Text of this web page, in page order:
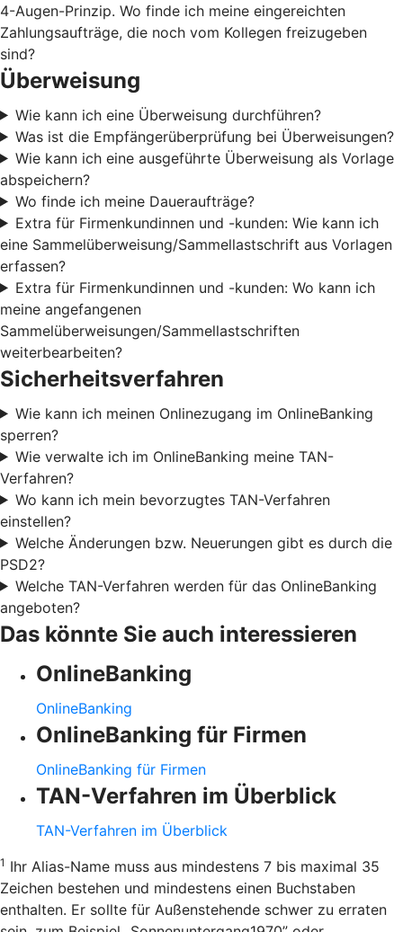
4-Augen-Prinzip. Wo finde ich meine eingereichten
Zahlungsaufträge, die noch vom Kollegen freizugeben
sind?
Überweisung
Wie kann ich eine Überweisung durchführen?
Was ist die Empfängerüberprüfung bei Überweisungen?
Wie kann ich eine ausgeführte Überweisung als Vorlage
abspeichern?
Wo finde ich meine Daueraufträge?
Extra für Firmenkundinnen und -kunden: Wie kann ich
eine Sammelüberweisung/Sammellastschrift aus Vorlagen
erfassen?
Extra für Firmenkundinnen und -kunden: Wo kann ich
meine angefangenen
Sammelüberweisungen/Sammellastschriften
weiterbearbeiten?
Sicherheitsverfahren
Wie kann ich meinen Onlinezugang im OnlineBanking
sperren?
Wie verwalte ich im OnlineBanking meine TAN-
Verfahren?
Wo kann ich mein bevorzugtes TAN-Verfahren
einstellen?
Welche Änderungen bzw. Neuerungen gibt es durch die
PSD2?
Welche TAN-Verfahren werden für das OnlineBanking
angeboten?
Das könnte Sie auch interessieren
OnlineBanking
OnlineBanking
OnlineBanking für Firmen
OnlineBanking für Firmen
TAN-Verfahren im Überblick
TAN-Verfahren im Überblick
1 Ihr Alias-Name muss aus mindestens 7 bis maximal 35
Zeichen bestehen und mindestens einen Buchstaben
enthalten. Er sollte für Außenstehende schwer zu erraten